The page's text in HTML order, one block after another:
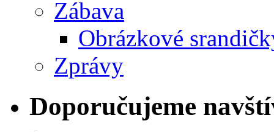
Zábava
Obrázkové
Zprávy
Doporučujeme